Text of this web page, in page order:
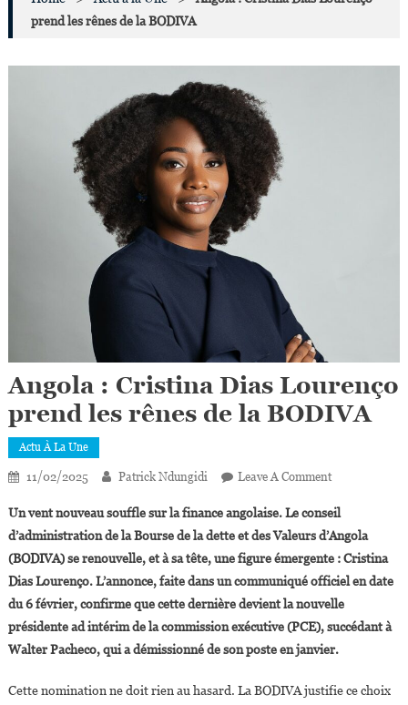
prend les rênes de la BODIVA
Angola : Cristina Dias Lourenço
prend les rênes de la BODIVA
Actu À La Une
11/02/2025 Patrick Ndungidi Leave A CommentOn
Cristina
Dias
Lourenço
Prend
Les
Rênes
De
BODIVA
Un vent nouveau souffle sur la finance angolaise. Le conseil
d’administration de la Bourse de la dette et des Valeurs d’Angola
(BODIVA) se renouvelle, et à sa tête, une figure émergente : Cristina
Dias Lourenço. L’annonce, faite dans un communiqué officiel en date
du 6 février, confirme que cette dernière devient la nouvelle
présidente ad intérim de la commission exécutive (PCE), succédant à
Walter Pacheco, qui a démissionné de son poste en janvier.
Cette nomination ne doit rien au hasard. La BODIVA justifie ce choix